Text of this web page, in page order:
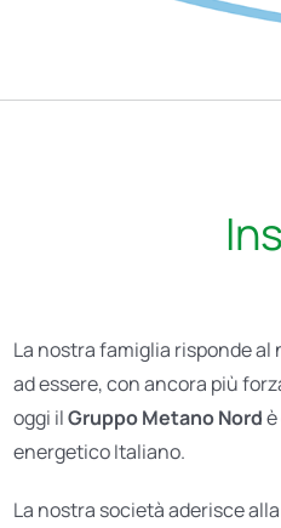
La nostra famiglia risponde al
ad essere, con ancora più
oggi ilGruppo Metano Nord
energetico Italiano.
La nostra società aderisce